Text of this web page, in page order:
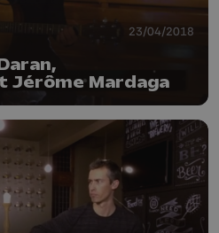
23/04/2018
Jérôme Mardaga